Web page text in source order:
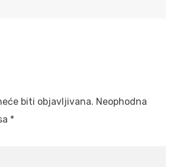
biti objavljivana. Neophodna
*